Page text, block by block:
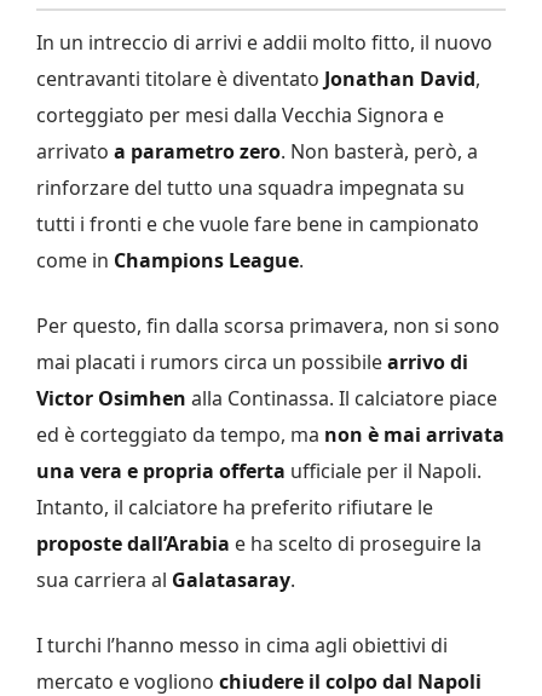
In un intreccio di arrivi e addii molto fitto, il nuovo
centravanti titolare è diventato Jonathan David,
corteggiato per mesi dalla Vecchia Signora e
arrivato a parametro zero. Non basterà, però, a
rinforzare del tutto una squadra impegnata su
tutti i fronti e che vuole fare bene in campionato
come in Champions League.
Per questo, fin dalla scorsa primavera, non si sono
mai placati i rumors circa un possibilearrivo di
Victor Osimhen alla Continassa. Il calciatore piace
ed è corteggiato da tempo, ma non è mai arrivata
una vera e propria offerta ufficiale per il Napoli.
Intanto, il calciatore ha preferito rifiutare le
proposte dall’Arabia e ha scelto di proseguire la
sua carriera al Galatasaray.
I turchi l’hanno messo in cima agli obiettivi di
mercato e vogliono chiudere il colpo dal Napoli